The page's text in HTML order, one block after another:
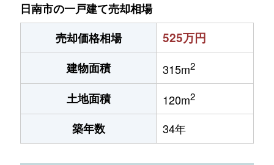
日南市の一戸建て売却相場
売却価格相場
525万円
建物面積 315m2
土地面積 120m2
築年数 34年